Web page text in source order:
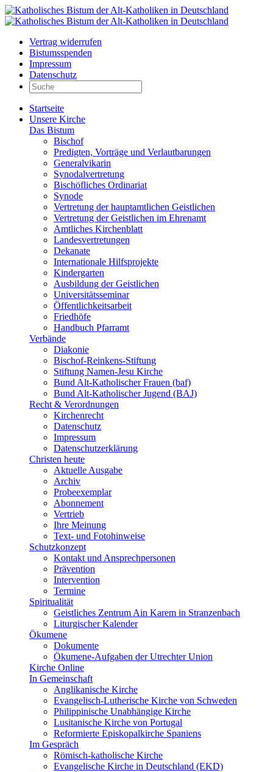
Vertrag widerrufen
Bistumsspenden
Impressum
Datenschutz
Startseite
Unsere Kirche
Das Bistum
Bischof
Predigten, Vorträge und Verlautbarungen
Generalvikarin
Synodalvertretung
Bischöfliches Ordinariat
Synode
Vertretung der hauptamtlichen Geistlichen
Vertretung der Geistlichen im Ehrenamt
Amtliches Kirchenblatt
Landesvertretungen
Dekanate
Internationale Hilfsprojekte
Kindergarten
Ausbildung der Geistlichen
Universitätsseminar
Öffentlichkeitsarbeit
Friedhöfe
Handbuch Pfarramt
Verbände
Diakonie
Bischof-Reinkens-Stiftung
Stiftung Namen-Jesu Kirche
Bund Alt-Katholischer Frauen (baf)
Bund Alt-Katholischer Jugend (BAJ)
Recht & Verordnungen
Kirchenrecht
Datenschutz
Impressum
Datenschutzerklärung
Christen heute
Aktuelle Ausgabe
Archiv
Probeexemplar
Abonnement
Vertrieb
Ihre Meinung
Text- und Fotohinweise
Schutzkonzept
Kontakt und Ansprechpersonen
Prävention
Intervention
Termine
Spiritualität
Geistliches Zentrum Ain Karem in Stranzenbach
Liturgischer Kalender
Ökumene
Dokumente
Ökumene-Aufgaben der Utrechter Union
Kirche Online
In Gemeinschaft
Anglikanische Kirche
Evangelisch-Lutherische Kirche von Schweden
Philippinische Unabhängige Kirche
Lusitanische Kirche von Portugal
Reformierte Episkopalkirche Spaniens
Im Gespräch
Römisch-katholische Kirche
Evangelische Kirche in Deutschland (EKD)